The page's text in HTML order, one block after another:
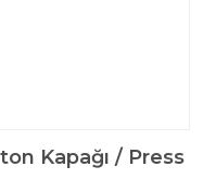
Kapağı / Press